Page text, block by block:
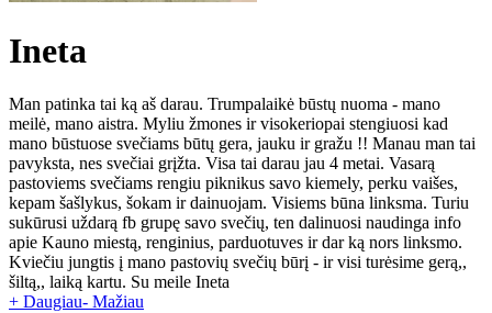
Ineta
Man patinka tai ką aš darau. Trumpalaikė būstų nuoma - mano
meilė, mano aistra. Myliu žmones ir visokeriopai stengiuosi kad
mano būstuose svečiams būtų gera, jauku ir gražu !! Manau man tai
pavyksta, nes svečiai grįžta. Visa tai darau jau 4 metai. Vasarą
pastoviems svečiams rengiu piknikus savo kiemely, perku vaišes,
kepam šašlykus, šokam ir dainuojam. Visiems būna linksma. Turiu
sukūrusi uždarą fb grupę savo svečių, ten dalinuosi naudinga info
apie Kauno miestą, renginius, parduotuves ir dar ką nors linksmo.
Kviečiu jungtis į mano pastovių svečių būrį - ir visi turėsime gerą,,
šiltą,, laiką kartu. Su meile Ineta
+ Daugiau- Mažiau